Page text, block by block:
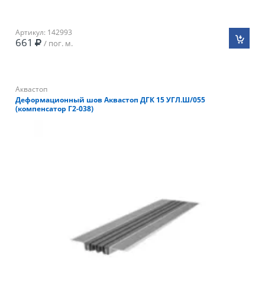
Артикул: 142993
661 / пог. м.
Аквастоп
Деформационный шов Аквастоп ДГК 15 УГЛ.Ш/055
(компенсатор Г2-038)